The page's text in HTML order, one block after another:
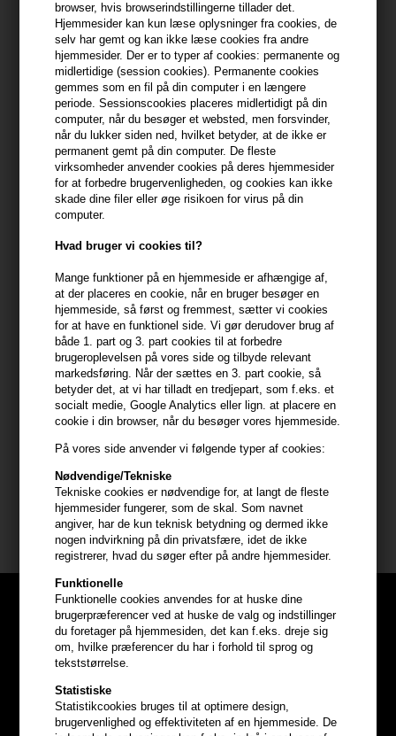
browser, hvis browserindstillingerne tillader det.
Hjemmesider kan kun læse oplysninger fra cookies, de
selv har gemt og kan ikke læse cookies fra andre
hjemmesider. Der er to typer af cookies: permanente og
midlertidige (session cookies). Permanente cookies
gemmes som en fil på din computer i en længere
periode. Sessionscookies placeres midlertidigt på din
computer, når du besøger et websted, men forsvinder,
når du lukker siden ned, hvilket betyder, at de ikke er
permanent gemt på din computer. De fleste
virksomheder anvender cookies på deres hjemmesider
for at forbedre brugervenligheden, og cookies kan ikke
skade dine filer eller øge risikoen for virus på din
computer.
Hvad bruger vi cookies til?
Mange funktioner på en hjemmeside er afhængige af,
at der placeres en cookie, når en bruger besøger en
hjemmeside, så først og fremmest, sætter vi cookies
for at have en funktionel side. Vi gør derudover brug af
både 1. part og 3. part cookies til at forbedre
brugeroplevelsen på vores side og tilbyde relevant
markedsføring. Når der sættes en 3. part cookie, så
betyder det, at vi har tilladt en tredjepart, som f.eks. et
socialt medie, Google Analytics eller lign. at placere en
cookie i din browser, når du besøger vores hjemmeside.
På vores side anvender vi følgende typer af cookies:
Nødvendige/Tekniske
Tekniske cookies er nødvendige for, at langt de fleste
hjemmesider fungerer, som de skal. Som navnet
angiver, har de kun teknisk betydning og dermed ikke
nogen indvirkning på din privatsfære, idet de ikke
registrerer, hvad du søger efter på andre hjemmesider.
Funktionelle
Funktionelle cookies anvendes for at huske dine
brugerpræferencer ved at huske de valg og indstillinger
du foretager på hjemmesiden, det kan f.eks. dreje sig
om, hvilke præferencer du har i forhold til sprog og
tekststørrelse.
Statistiske
Statistikcookies bruges til at optimere design,
brugervenlighed og effektiviteten af en hjemmeside. De
Du får 7 DKK til dit næste køb når du køber denne vare -Vis
min konto
399,10 DKK FRA GRATIS FRAGT
Beskrivelse Anmeldelser Fabrikant
HH Simonsen Gloss Air Brush Black er en hårbørste, der giver
mulighed for effektiv føntørring og nænsom gennemredning.
Børsten har en kombination af ægte vildsvinehår og fleksible
børstepigge.
HH Simonsen Gloss Air Brush Black egenskaber
Børsten har et luftigt design, der lader luft passere igennem
rillerne og giver et hurtig og effektiv føntørring, mens håret redes
igennem. De fleksible børstepigge glider let gennem håret og
beskytter det mod hårtab. Piggenes runde knopspidser masserer
blidt hovedbunden og øger blodcirkulationen.
Øvrige egenskaber
- Børstens pigge er varmebestandige op til 160 grader
- Formet efter hovedbunden, så større sektioner af håret løftes
- Begrænser risikoen for knækkede hårstrå
HH Simonsen Wonder Brush